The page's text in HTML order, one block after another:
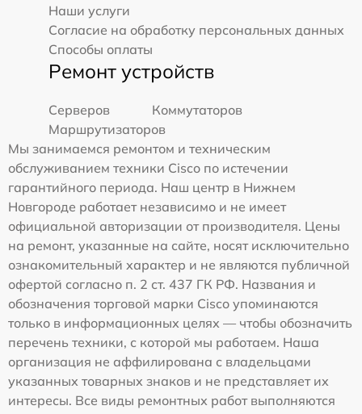
Наши услуги
Согласие на обработку персональных данных
Способы оплаты
Ремонт устройств
Серверов
Коммутаторов
Маршрутизаторов
Мы занимаемся ремонтом и техническим
обслуживанием техники Cisco по истечении
гарантийного периода. Наш центр в Нижнем
Новгороде работает независимо и не имеет
официальной авторизации от производителя. Цены
на ремонт, указанные на сайте, носят исключительно
ознакомительный характер и не являются публичной
офертой согласно п. 2 ст. 437 ГК РФ. Названия и
обозначения торговой марки Cisco упоминаются
только в информационных целях — чтобы обозначить
перечень техники, с которой мы работаем. Наша
организация не аффилирована с владельцами
указанных товарных знаков и не представляет их
интересы. Все виды ремонтных работ выполняются